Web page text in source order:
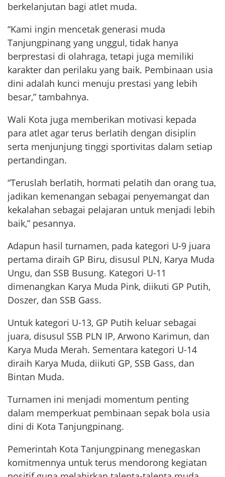
berkelanjutan bagi atlet muda.
“Kami ingin mencetak generasi muda
Tanjungpinang yang unggul, tidak hanya
berprestasi di olahraga, tetapi juga memiliki
karakter dan perilaku yang baik. Pembinaan usia
dini adalah kunci menuju prestasi yang lebih
besar,” tambahnya.
Wali Kota juga memberikan motivasi kepada
para atlet agar terus berlatih dengan disiplin
serta menjunjung tinggi sportivitas dalam setiap
pertandingan.
“Teruslah berlatih, hormati pelatih dan orang tua,
jadikan kemenangan sebagai penyemangat dan
kekalahan sebagai pelajaran untuk menjadi lebih
baik,” pesannya.
Adapun hasil turnamen, pada kategori U-9 juara
pertama diraih GP Biru, disusul PLN, Karya Muda
Ungu, dan SSB Busung. Kategori U-11
dimenangkan Karya Muda Pink, diikuti GP Putih,
Doszer, dan SSB Gass.
Untuk kategori U-13, GP Putih keluar sebagai
juara, disusul SSB PLN IP, Arwono Karimun, dan
Karya Muda Merah. Sementara kategori U-14
diraih Karya Muda, diikuti GP, SSB Gass, dan
Bintan Muda.
Turnamen ini menjadi momentum penting
dalam memperkuat pembinaan sepak bola usia
dini di Kota Tanjungpinang.
Pemerintah Kota Tanjungpinang menegaskan
komitmennya untuk terus mendorong kegiatan